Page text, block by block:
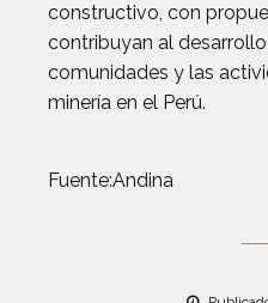
constructivo, con
contribuyan al
comunidades y las
minería en el Perú.
Fuente:Andina